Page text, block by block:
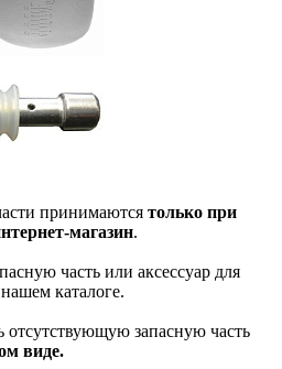
принимаются только при
магазин.
часть или аксессуар для
каталоге.
отсутствующую запасную часть
виде.